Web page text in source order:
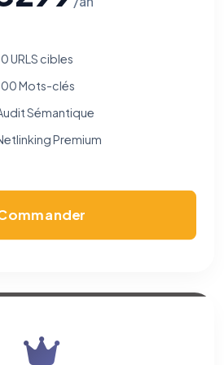
URLS cibles
Mots-clés
Sémantique
Premium